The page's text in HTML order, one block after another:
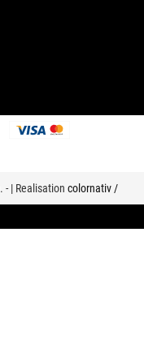
| Realisation colornativ /